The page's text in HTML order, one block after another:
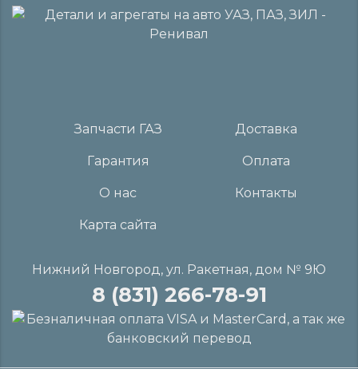
Запчасти ГАЗ Доставка
Гарантия Оплата
О нас Контакты
Карта сайта
Нижний Новгород, ул. Ракетная, дом № 9Ю
8 (831) 266-78-91